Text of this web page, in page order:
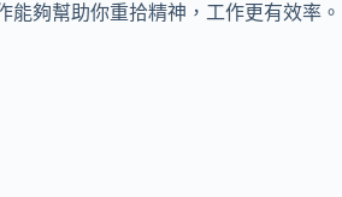
夠幫助你重拾精神，工作更有效率。